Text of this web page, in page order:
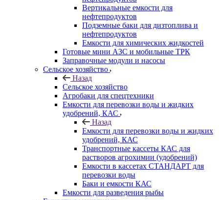
Вертикальные емкости для
нефтепродуктов
Подземные баки для дизтоплива и
нефтепродуктов
Емкости для химических жидкостей
Готовые мини АЗС и мобильные ТРК
Заправочные модули и насосы
Сельское хозяйство
Назад
Сельское хозяйство
Агробаки для спецтехники
Емкости для перевозки воды и жидких
удобрений, КАС
Назад
Емкости для перевозки воды и жидких
удобрений, КАС
Транспортные кассеты КАС для
растворов агрохимии (удобрений)
Емкости в кассетах СТАНДАРТ для
перевозки воды
Баки и емкости КАС
Емкости для разведения рыбы